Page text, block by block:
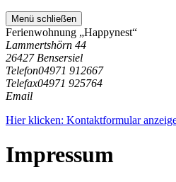
Menü schließen
Ferienwohnung „Happynest“
Lammertshörn 44
26427 Bensersiel
Telefon04971 912667
Telefax04971 925764
Email
Hier klicken: Kontaktformular
Impressum